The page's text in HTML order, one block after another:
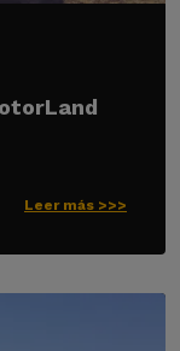
Leer más >>>